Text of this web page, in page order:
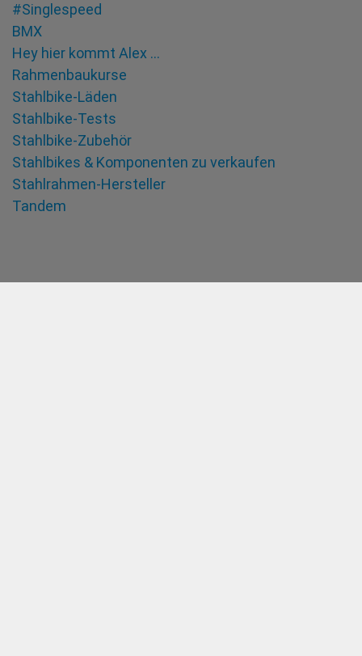
#Singlespeed
BMX
Hey hier kommt Alex …
Rahmenbaukurse
Stahlbike-Läden
Stahlbike-Tests
Stahlbike-Zubehör
Stahlbikes & Komponenten zu verkaufen
Stahlrahmen-Hersteller
Tandem